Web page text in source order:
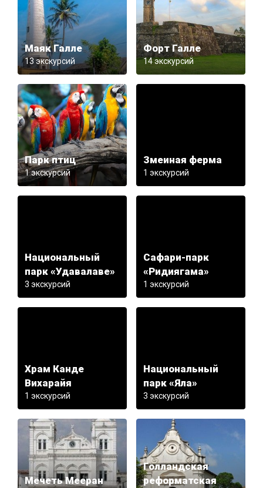
Маяк Галле
13 экскурсий
Форт Галле
14 экскурсий
Парк птиц
1 экскурсий
Змеиная ферма
1 экскурсий
Национальный
парк «Удавалаве»
3 экскурсий
Сафари-парк
«Ридиягама»
1 экскурсий
Храм Канде
Вихарайя
1 экскурсий
Национальный
парк «Яла»
3 экскурсий
Мечеть Мееран
Голландская
реформатская